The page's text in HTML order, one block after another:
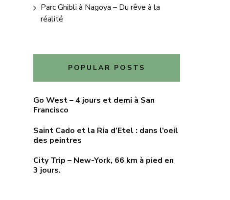
Parc Ghibli à Nagoya – Du rêve à la
réalité
POPULAR POSTS
Go West – 4 jours et demi à San
Francisco
Saint Cado et la Ria d’Etel : dans l’oeil
des peintres
City Trip – New-York, 66 km à pied en
3 jours.